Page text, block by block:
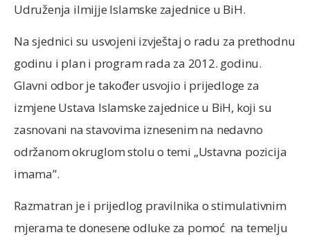
Udruženja ilmijje Islamske zajednice u BiH.
Na sjednici su usvojeni izvještaj o radu za prethodnu
godinu i plan i program rada za 2012. godinu.
Glavni odbor je također usvojio i prijedloge za
izmjene Ustava Islamske zajednice u BiH, koji su
zasnovani na stavovima iznesenim na nedavno
održanom okruglom stolu o temi „Ustavna pozicija
imama”.
Razmatran je i prijedlog pravilnika o stimulativnim
mjerama te donesene odluke za pomoć na temelju